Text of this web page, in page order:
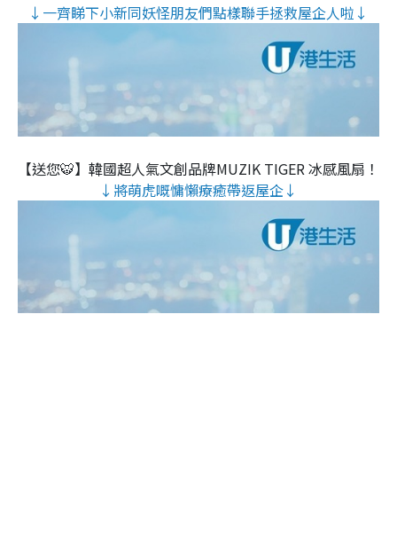
↓一齊睇下小新同妖怪朋友們點樣聯手拯救屋企人啦↓
【送您🐯】韓國超人氣文創品牌MUZIK TIGER 冰感風扇！
↓將萌虎嘅慵懶療癒帶返屋企↓